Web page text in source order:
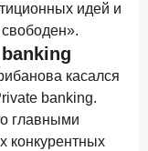
идей и
касался
banking.
главными
конкурентных